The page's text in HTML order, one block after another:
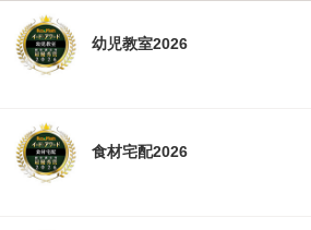
幼児教室2026
食材宅配2026